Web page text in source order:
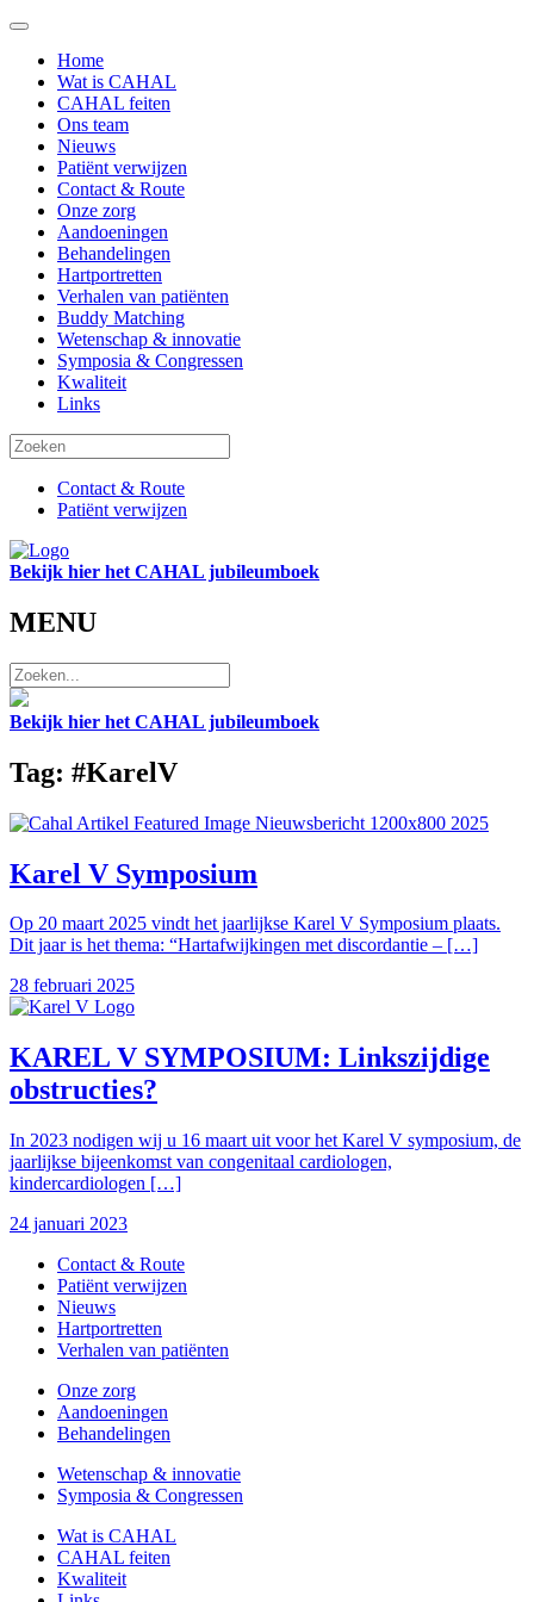
Home
Wat is CAHAL
CAHAL feiten
Ons team
Nieuws
Patiënt verwijzen
Contact & Route
Onze zorg
Aandoeningen
Behandelingen
Hartportretten
Verhalen van patiënten
Buddy Matching
Wetenschap & innovatie
Symposia & Congressen
Kwaliteit
Links
Contact & Route
Patiënt verwijzen
Bekijk hier het CAHAL jubileumboek
MENU
Bekijk hier het CAHAL jubileumboek
Tag: #KarelV
Karel V Symposium
Op 20 maart 2025 vindt het jaarlijkse Karel V Symposium plaats.
Dit jaar is het thema: “Hartafwijkingen met discordantie – […]
28 februari 2025
KAREL V SYMPOSIUM: Linkszijdige
obstructies?
In 2023 nodigen wij u 16 maart uit voor het Karel V symposium, de
jaarlijkse bijeenkomst van congenitaal cardiologen,
kindercardiologen […]
24 januari 2023
Contact & Route
Patiënt verwijzen
Nieuws
Hartportretten
Verhalen van patiënten
Onze zorg
Aandoeningen
Behandelingen
Wetenschap & innovatie
Symposia & Congressen
Wat is CAHAL
CAHAL feiten
Kwaliteit